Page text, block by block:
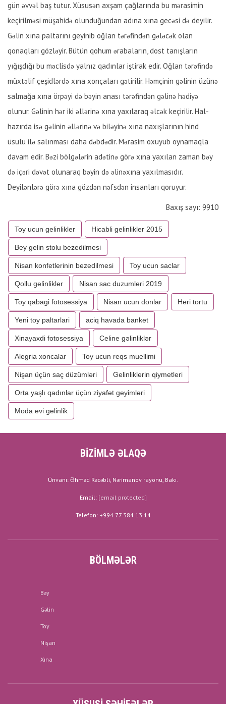
gün əvvəl baş tutur. Xüsusən axşam çağlarında bu mərasimin
keçirilməsi müşahidə olunduğundan adına xına gecəsi də deyilir.
Gəlin xına paltarını geyinib oğlan tərəfindən gələcək olan
qonaqları gözləyir. Bütün qohum ərabaların, dost tanışların
yığışdığı bu məclisdə yalnız qadınlar iştirak edir. Oğlan tərəfində
müxtəlif çeşidlərdə xına xonçaları gətirilir. Həmçinin gəlinin üzünə
salmağa xına örpəyi də bəyin anası tərəfindən gəlinə hədiyə
olunur. Gəlinin hər iki əllərinə xına yaxılaraq əlcək keçirilir. Hal-
hazırda isə gəlinin əllərinə və biləyinə xına naxışlarının hind
üsulu ilə salınması daha dəbdədir. Mərasim oxuyub oynamaqla
davam edir. Bəzi bölgələrin adətinə görə xına yaxılan zaman bəy
də içəri dəvət olunaraq bəyin də əlinəxına yaxılmasıdır.
Deyilənlərə görə xına gözdən nəfsdən insanları qoruyur.
Baxış sayı: 9910
Toy ucun gelinlikler Hicabli gelinlikler 2015
Bey gelin stolu bezedilmesi
Nisan konfetlerinin bezedilmesi Toy ucun saclar
Qollu gelinlikler Nisan sac duzumleri 2019
Toy qabagi fotosessiya Nisan ucun donlar Heri tortu
Yeni toy paltarlari aciq havada banket
Xinayaxdi fotosessiya Celine gəlinliklər
Alegria xoncalar Toy ucun reqs muellimi
Nişan üçün saç düzümləri Gelinliklerin qiymetleri
Orta yaşlı qadınlar üçün ziyafət geyimləri
Moda evi gelinlik
BİZİMLƏ ƏLAQƏ
Ünvanı: Əhməd Rəcəbli, Nərimanov rayonu, Bakı.
Email: [email protected]
Telefon: +994 77 384 13 14
BÖLMƏLƏR
Bəy
Gəlin
Toy
Nişan
Xına